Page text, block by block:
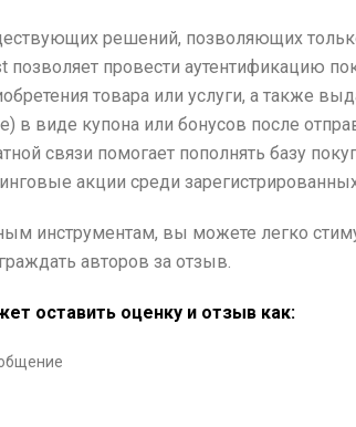
решений, позволяющих
позволяет провести аутентификацию
товара или услуги, а также
в виде купона или бонусов после
связи помогает пополнять базу
акции среди
инструментам, вы можете легко
авторов за отзыв.
оставить оценку и отзыв как: